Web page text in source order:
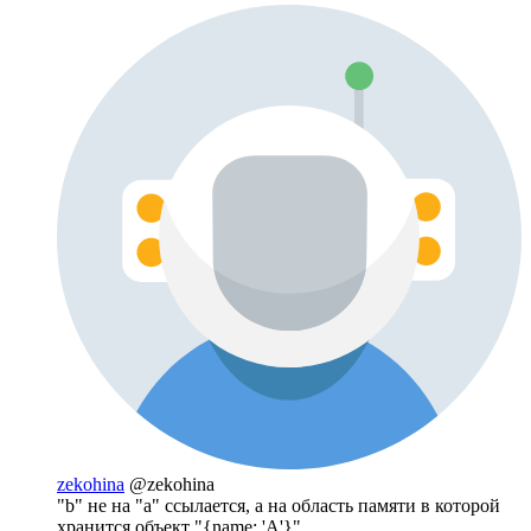
zekohina @zekohina
"b" не на "a" ссылается, а на область памяти в которой
хранится объект "{name: 'A'}"